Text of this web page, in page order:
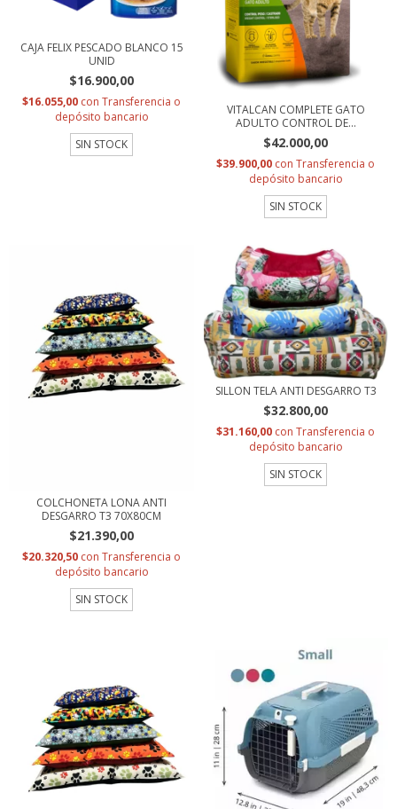
CAJA FELIX PESCADO BLANCO 15
UNID
$16.900,00
$16.055,00 con Transferencia o
depósito bancario
SIN STOCK
VITALCAN COMPLETE GATO
ADULTO CONTROL DE...
$42.000,00
$39.900,00 con Transferencia o
depósito bancario
SIN STOCK
COLCHONETA LONA ANTI
DESGARRO T3 70X80CM
$21.390,00
$20.320,50 con Transferencia o
depósito bancario
SIN STOCK
SILLON TELA ANTI DESGARRO T3
$32.800,00
$31.160,00 con Transferencia o
depósito bancario
SIN STOCK